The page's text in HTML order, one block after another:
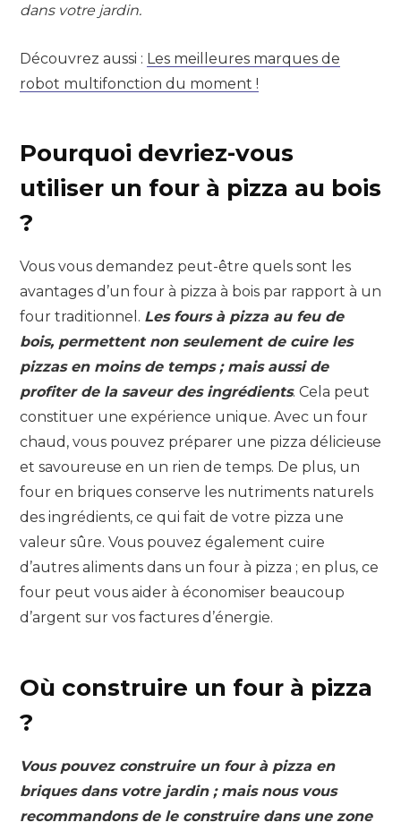
dans votre jardin.
Découvrez aussi : Les meilleures marques de
robot multifonction du moment !
Pourquoi devriez-vous
utiliser un four à pizza au bois
?
Vous vous demandez peut-être quels sont les
avantages d’un four à pizza à bois par rapport à un
four traditionnel. Les fours à pizza au feu de
bois, permettent non seulement de cuire les
pizzas en moins de temps ; mais aussi de
profiter de la saveur des ingrédients. Cela peut
constituer une expérience unique. Avec un four
chaud, vous pouvez préparer une pizza délicieuse
et savoureuse en un rien de temps. De plus, un
four en briques conserve les nutriments naturels
des ingrédients, ce qui fait de votre pizza une
valeur sûre. Vous pouvez également cuire
d’autres aliments dans un four à pizza ; en plus, ce
four peut vous aider à économiser beaucoup
d’argent sur vos factures d’énergie.
Où construire un four à pizza
?
Vous pouvez construire un four à pizza en
briques dans votre jardin ; mais nous vous
recommandons de le construire dans une zone